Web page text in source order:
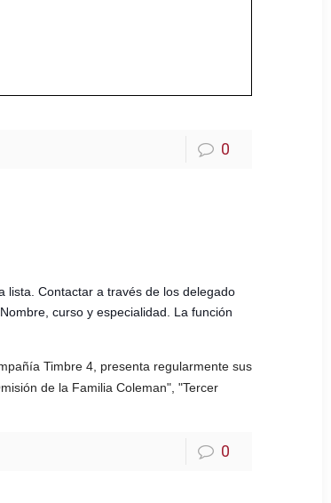
0
lista. Contactar a través de los delegado
curso y especialidad. La función
Timbre 4, presenta regularmente sus
de la Familia Coleman", "Tercer
0